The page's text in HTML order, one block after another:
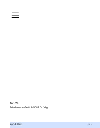
Top 24
Friedensstraße 8, A-5082 Grödig